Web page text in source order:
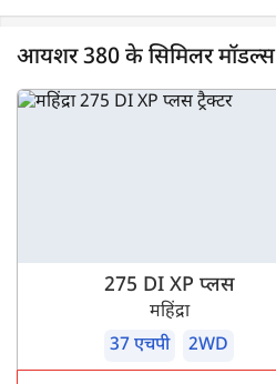
आयशर 380 के सिमिलर मॉडल्स
275 DI XP प्लस
महिंद्रा
37 एचपी
2WD